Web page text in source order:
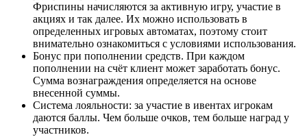
Фриспины начисляются за активную игру, участие в
акциях и так далее. Их можно использовать в
определенных игровых автоматах, поэтому стоит
внимательно ознакомиться с условиями использования.
Бонус при пополнении средств. При каждом
пополнении на счёт клиент может заработать бонус.
Сумма вознаграждения определяется на основе
внесенной суммы.
Система лояльности: за участие в ивентах игрокам
даются баллы. Чем больше очков, тем больше наград у
участников.